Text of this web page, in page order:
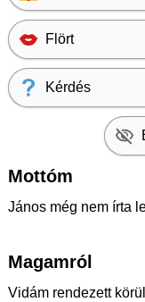
Flört
Kérdés
Mottóm
János még nem írta
Magamról
Vidám rendezett